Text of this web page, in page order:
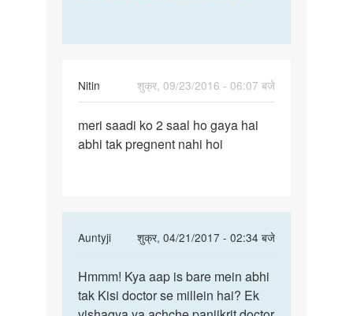
Nitin
शुक्र, 09/23/2016 - 06:07 बजे
meri
saadi
gaya
meri saadi ko 2 saal ho gaya hai
abhi tak pregnent nahi hoi
Auntyji
शुक्र, 04/21/2017 - 02:34 बजे
In
to
meri
saadi
Hmmm!
Kya
aap
Hmmm! Kya aap is bare mein abhi
tak Kisi doctor se millein hai? Ek